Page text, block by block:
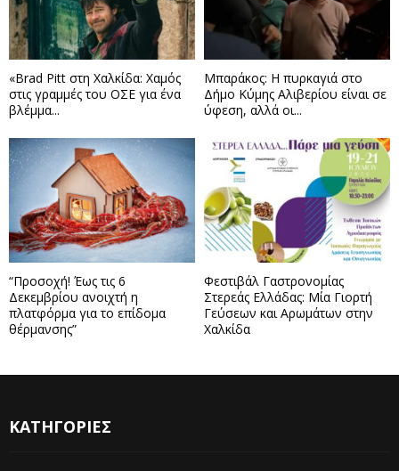
«Brad Pitt στη Χαλκίδα: Χαμός
στις γραμμές του ΟΣΕ για ένα
βλέμμα...
Μπαράκος: Η πυρκαγιά στο
Δήμο Κύμης Αλιβερίου είναι σε
ύφεση, αλλά οι...
“Προσοχή! Έως τις 6
Δεκεμβρίου ανοιχτή η
πλατφόρμα για το επίδομα
θέρμανσης”
Φεστιβάλ Γαστρονομίας
Στερεάς Ελλάδας: Μία Γιορτή
Γεύσεων και Αρωμάτων στην
Χαλκίδα
ΚΑΤΗΓΟΡΙΕΣ